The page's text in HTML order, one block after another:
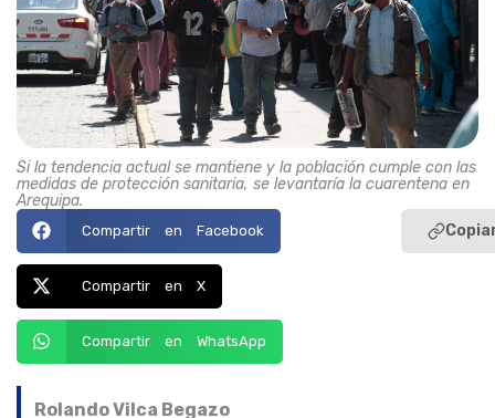
Si la tendencia actual se mantiene y la población cumple con las
medidas de protección sanitaria, se levantaría la cuarentena en
Arequipa.
Compartir en Facebook
Compartir en X
Compartir en WhatsApp
Rolando Vilca Begazo